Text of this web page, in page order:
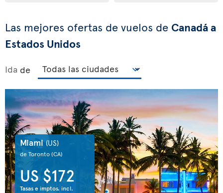
Las mejores ofertas de vuelos de Canadá a
Estados Unidos
Ida de
Miami (US)
de Toronto(CA)
US $172
Tasas e imptos. incl.